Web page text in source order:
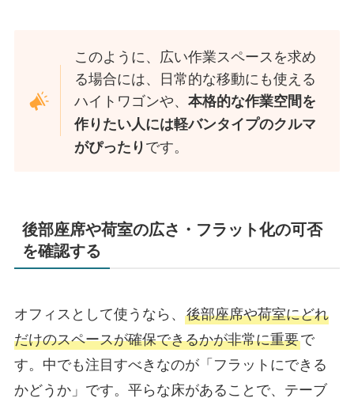
このように、広い作業スペースを求め
る場合には、日常的な移動にも使える
ハイトワゴンや、本格的な作業空間を
作りたい人には軽バンタイプのクルマ
がぴったりです。
後部座席や荷室の広さ・フラット化の可否
を確認する
オフィスとして使うなら、 後部座席や荷室にどれ
だけのスペースが確保できるかが非常に重要で
す。中でも注目すべきなのが「フラットにできる
かどうか」です。平らな床があることで、テーブ